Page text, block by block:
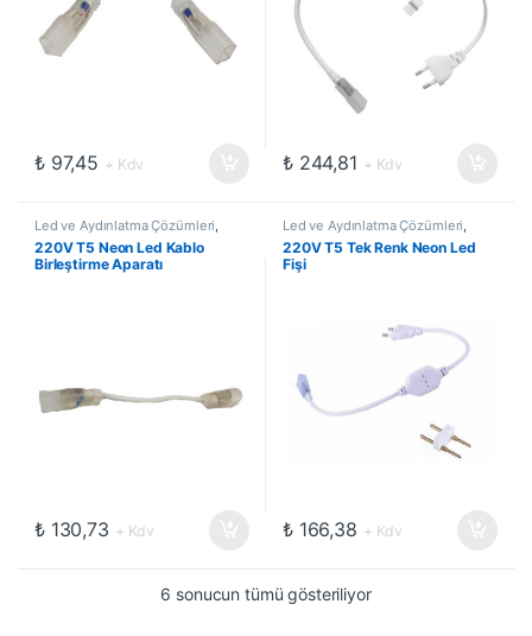
₺97,45 + Kdv ₺244,81 + Kdv
Led ve Aydınlatma Çözümleri,
Neon Led Aparatları, Neon Ledler
220V T5 Neon Led Kablo
Birleştirme Aparatı
₺130,73 + Kdv
Led ve Aydınlatma Çözümleri,
Neon Led Aparatları ,Neon Ledler
220V T5 Tek Renk Neon Led
Fişi
₺166,38 + Kdv
6 sonucun tümü gösteriliyor